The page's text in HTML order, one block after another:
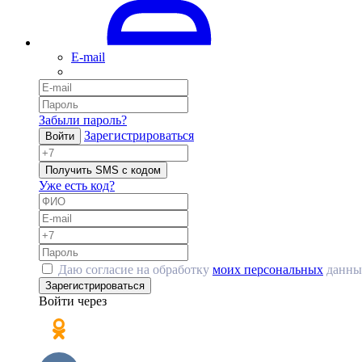
E-mail
Забыли пароль?
Войти Зарегистрироваться
Получить SMS с кодом
Уже есть код?
Даю согласие на обработку моих персональных
Зарегистрироваться
Войти через